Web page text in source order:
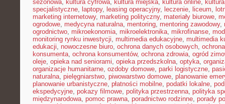
sezonowa, kultura cyfrowa, kultura miejska, kultura online,
specjalistyczne, laptopy, leasing operacyjny, leczenie, liceum,
marketing internetowy, marketing polityczny, materiały biurowe,
ogrodowe, medycyna naturalna, mentoring, mentoring zawodowy,
ogrodnictwo, mikroekonomia, mikroelektronika, mikrofinanse,
monitoring rynku inwestycji, multimedia edukacyjne, multimedia
edukacji, nowoczesne biuro, ochrona danych osobowych,
konsumenta, ochrona konsumentów, ochrona zdrowia, ogród
oleje, opieka nad seniorami, opieka przedszkolna, optyka,
organizacje humanitarne, ozdoby domowe, parki logistyczne,
naturalna, pielęgniarstwo, piwowarstwo domowe, planowanie
planowanie urbanistyczne, płatności mobilne, podatki lokalne,
ekspedycyjne, pokazy filmowe, polityka przestrzenna, polityka
międzynarodowa, pomoc prawna, poradnictwo rodzinne, porady